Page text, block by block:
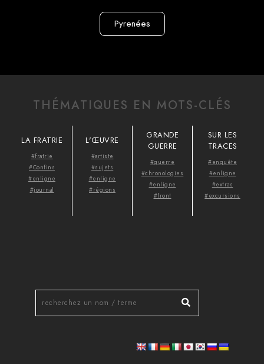
Pyrenées
THÉMATIQUES EN MOTS-CLÉS
LA FRATRIE
#fratrie
#Confins
#enligne
#journal
L'ŒUVRE
#artiste
#sujets
#enligne
#régions
GRANDE
GUERRE
#guerre
#chronologies
#enligne
#front
SUR LES
TRACES
#enquête
#enligne
#extras
#excursions